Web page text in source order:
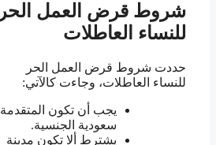
شروط قرض العمل الحر
للنساء العاطلات
حددت شروط قرض العمل الحر
للنساء العاطلات، وجاءت كالآتي:
يجب أن تكون المتقدمة
سعودية الجنسية.
يشترط ألا تكون مدينة